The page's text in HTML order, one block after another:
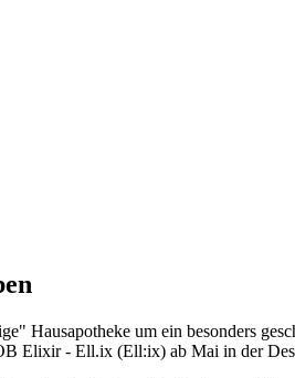
Hausapotheke um ein besonders
Elixir - Ell.ix (Ell:ix) ab Mai in der